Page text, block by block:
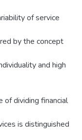
of service
by the concept
and high
of dividing financial
is distinguished